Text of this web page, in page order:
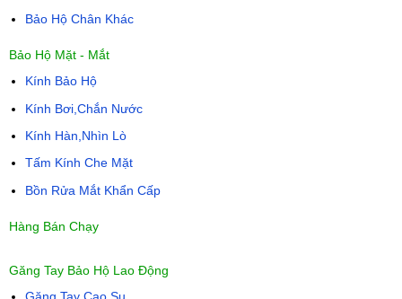
Bảo Hộ Chân Khác
Bảo Hộ Mặt - Mắt
Kính Bảo Hộ
Kính Bơi,Chắn Nước
Kính Hàn,Nhìn Lò
Tấm Kính Che Mặt
Bồn Rửa Mắt Khẩn Cấp
Hàng Bán Chạy
Găng Tay Bảo Hộ Lao Động
Găng Tay Cao Su